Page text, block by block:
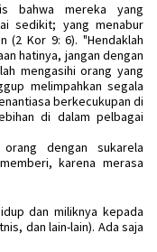
bahwa mereka yang
sedikit; yang menabur
(2 Kor 9: 6). "Hendaklah
hatinya, jangan dengan
mengasihi orang yang
melimpahkan segala
berkecukupan di
di dalam pelbagai
dengan sukarela
karena merasa
dan miliknya kepada
dan lain-lain). Ada saja